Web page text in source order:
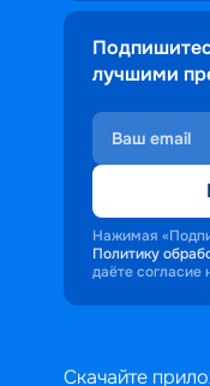
лучшими
Нажимая
Политику
даёте согласие
Скачайте